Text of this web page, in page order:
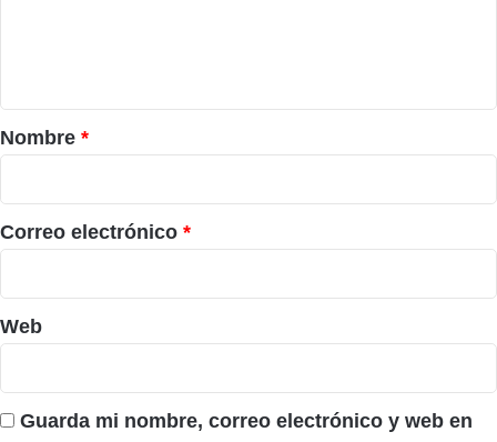
r
i
o
*
Nombre *
Correo electrónico *
Web
Guarda mi nombre, correo electrónico y web en